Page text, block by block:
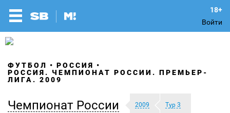
Войти
ФУТБОЛ
РОССИЯ
РОССИЯ. ЧЕМПИОНАТ РОССИИ. ПРЕМЬЕР-
ЛИГА. 2009
Чемпионат России 2009 Тур 3